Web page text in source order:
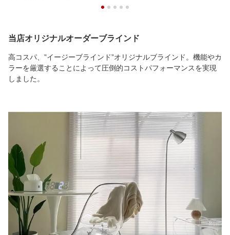
当店オリジナルオーダーブラインド
高コスパ、”イージーブラインド”オリジナルブラインド。機能やカ
ラーを厳選することによって圧倒的コストパフォーマンスを実現
しました。